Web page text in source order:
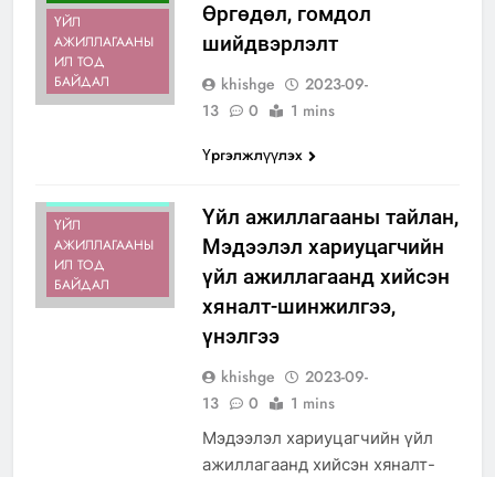
ҮЙЛ
АЖИЛЛАГААНЫ
ИЛ ТОД
БАЙДАЛ
Өргөдөл, гомдол
шийдвэрлэлт
khishge
2023-09-
13
0
1 mins
Үргэлжлүүлэх
ҮЙЛ
АЖИЛЛАГААНЫ
ИЛ ТОД
БАЙДАЛ
Үйл ажиллагааны тайлан,
Мэдээлэл хариуцагчийн
үйл ажиллагаанд хийсэн
хяналт-шинжилгээ,
үнэлгээ
khishge
2023-09-
13
0 1 mins
Мэдээлэл хариуцагчийн үйл
ажиллагаанд хийсэн хяналт-